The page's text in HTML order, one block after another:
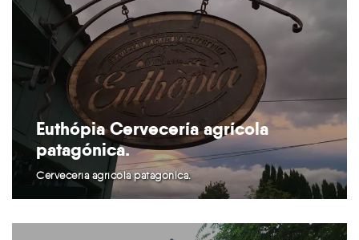
Euthópia Cervecería agrícola
patagónica.
Cervecería agrícola patagónica.